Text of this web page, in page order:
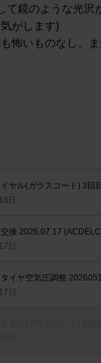
て鏡のような光沢
がします)
怖いものなし。
イヤル(ガラスコート) 3
日
換 2026.07.17
日
タイヤ空気圧調整
日